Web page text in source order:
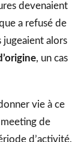
devenaient
a refusé de
jugeaient alors
, un cas
vie à ce
de
d’activité,